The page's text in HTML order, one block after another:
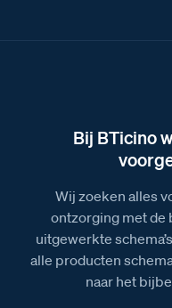
Bij BTicino
Wij zoeken alles
ontzorging met de
uitgewerkte
alle producten
naar het